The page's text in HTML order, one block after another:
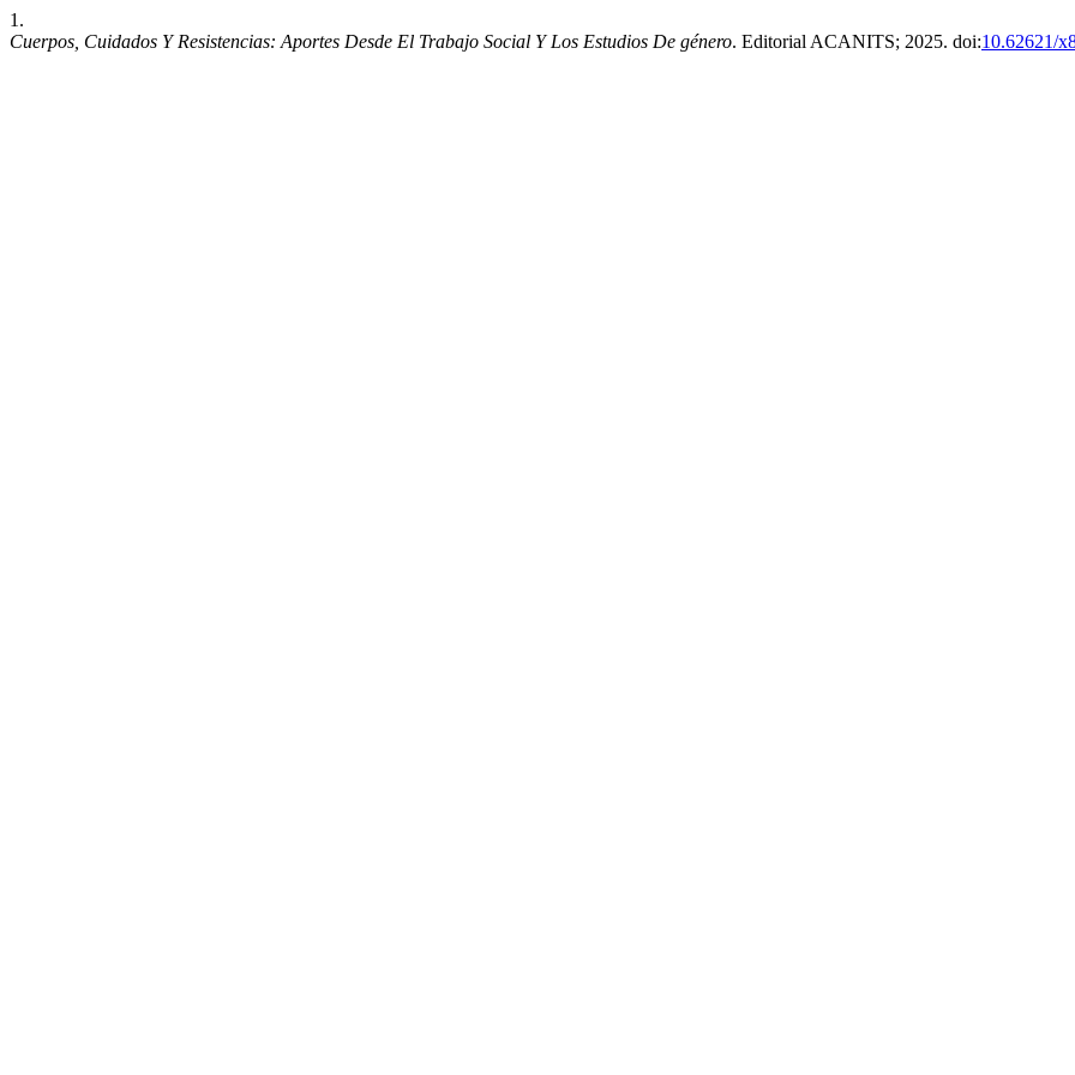
1.
Cuerpos, Cuidados Y Resistencias: Aportes Desde El Trabajo Social Y Los Estudios De género. Editorial ACANITS; 2025. doi:10.62621/